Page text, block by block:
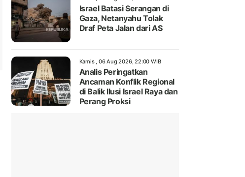
Israel Batasi Serangan di
Gaza, Netanyahu Tolak
Draf Peta Jalan dari AS
Kamis , 06 Aug 2026, 22:00 WIB
Analis Peringatkan
Ancaman Konflik Regional
di Balik Ilusi Israel Raya dan
Perang Proksi